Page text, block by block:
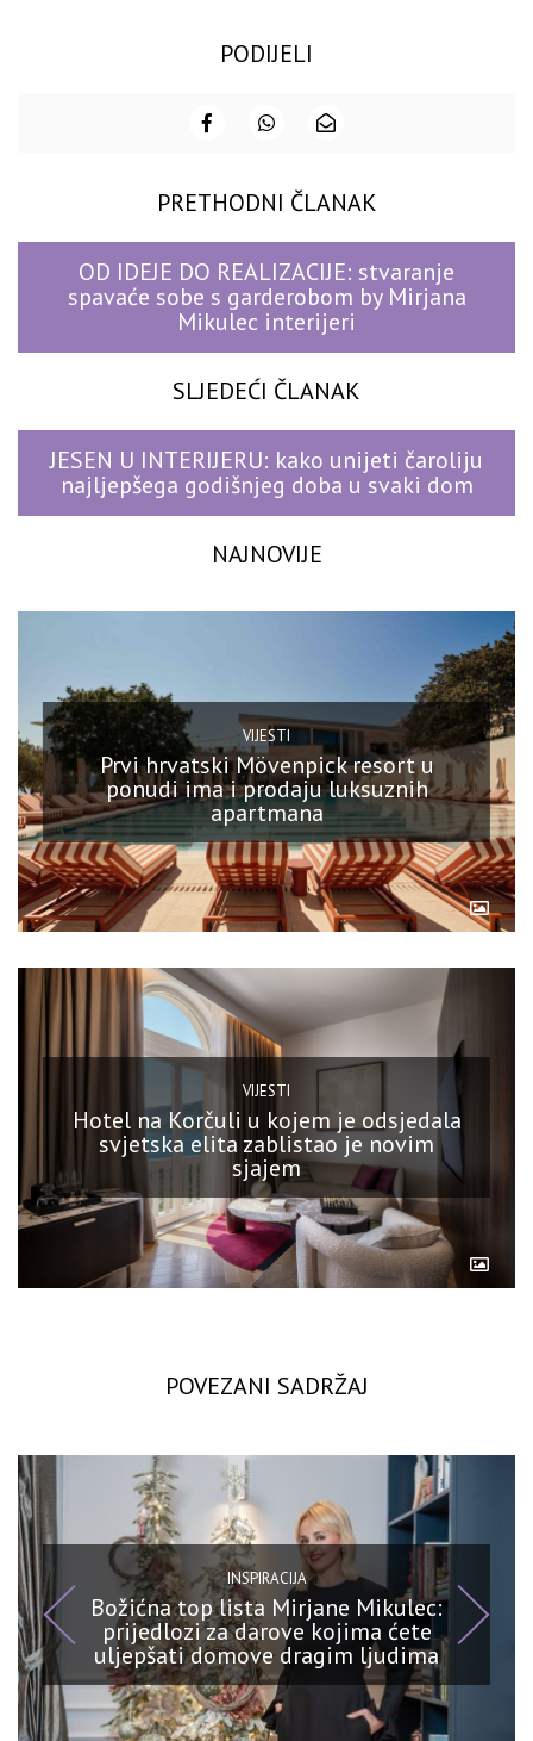
PODIJELI
PRETHODNI ČLANAK
OD IDEJE DO REALIZACIJE: stvaranje
spavaće sobe s garderobom by Mirjana
Mikulec interijeri
SLJEDEĆI ČLANAK
JESEN U INTERIJERU: kako unijeti čaroliju
najljepšega godišnjeg doba u svaki dom
NAJNOVIJE
VIJESTI
Prvi hrvatski Mövenpick resort u
ponudi ima i prodaju luksuznih
apartmana
VIJESTI
Hotel na Korčuli u kojem je odsjedala
svjetska elita zablistao je novim
sjajem
POVEZANI SADRŽAJ
INSPIRACIJA
Božićna top lista Mirjane Mikulec:
prijedlozi za darove kojima ćete
uljepšati domove dragim ljudima